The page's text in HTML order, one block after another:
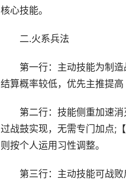
核心技能。
二.火系兵法
第一行：主动技能为制造
结算概率较低，优先主推提高
第二行：技能侧重加速消
过战鼓实现，无需专门加点;
则按个人运用习性调整。
第三行：主动技能可战败